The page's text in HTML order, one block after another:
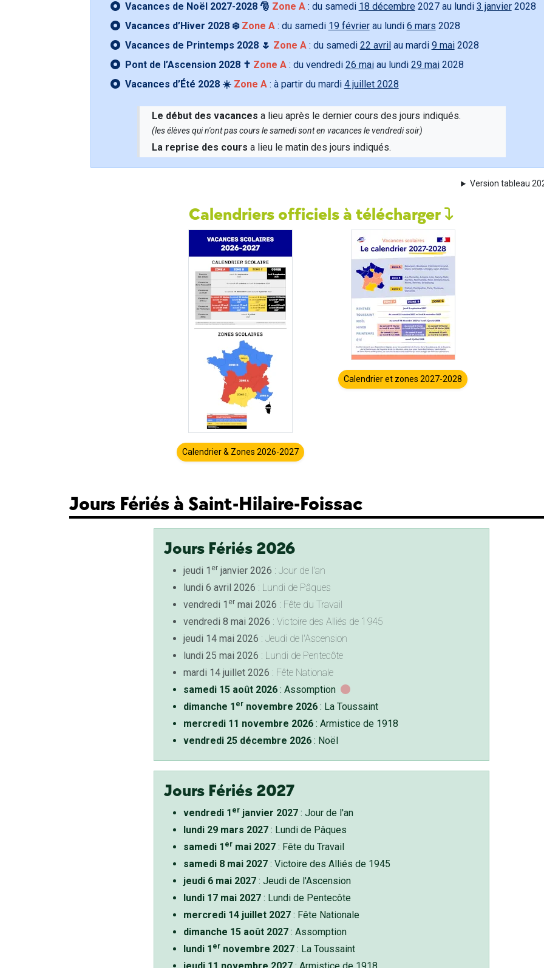
Vacances de Noël 2027-2028 🎅 Zone A: du samedi 18 décembre 2027 au lundi 3 janvier2028
Vacances d’Hiver 2028 ❄️ Zone A: du samedi 19 févrierau lundi 6 mars 2028
Vacances de Printemps 2028 🌷 Zone A: du samedi 22 avril au mardi 9 mai2028
Pont de l’Ascension 2028 ✝️ Zone A: du vendredi 26 maiau lundi 29 mai2028
Vacances d’Été 2028 ☀️ Zone A: à partir du mardi 4 juillet 2028
Le début des vacances a lieu après le dernier cours des jours indiqués.
(les élèves qui n'ont pas cours le samedi sont en vacances le vendredi soir)
La reprise des cours a lieu le matin des jours indiqués.
Version tableau
Calendriers officiels à télécharger
Calendrier & Zones 2026-2027
Calendrier et zones 2027-2028
Jours Fériés à Saint-Hilaire-Foissac
Jours Fériés 2026
jeudi 1 erjanvier 2026 : Jour de l'an
lundi 6 avril 2026 : Lundi de Pâques
vendredi 1 ermai 2026 : Fête du Travail
vendredi 8 mai 2026 : Victoire des Alliés de 1945
jeudi 14 mai 2026 : Jeudi de l'Ascension
lundi 25 mai 2026 : Lundi de Pentecôte
mardi 14 juillet 2026 : Fête Nationale
samedi 15 août 2026: Assomption
dimanche 1 ernovembre 2026: La Toussaint
mercredi 11 novembre 2026: Armistice de 1918
vendredi 25 décembre 2026: Noël
Jours Fériés 2027
vendredi 1 erjanvier 2027: Jour de l'an
lundi 29 mars 2027: Lundi de Pâques
samedi 1 ermai 2027: Fête du Travail
samedi 8 mai 2027: Victoire des Alliés de 1945
jeudi 6 mai 2027: Jeudi de l'Ascension
lundi 17 mai 2027: Lundi de Pentecôte
mercredi 14 juillet 2027: Fête Nationale
dimanche 15 août 2027: Assomption
lundi 1 ernovembre 2027: La Toussaint
jeudi 11 novembre 2027: Armistice de 1918